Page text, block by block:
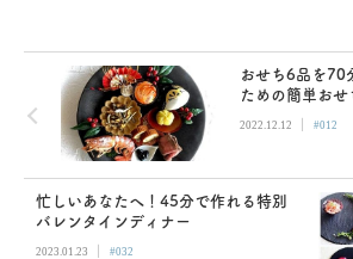
おせち6品を70
ための簡単おせ
2022.12.12 | #012
忙しいあなたへ！45分で作れる特別
バレンタインディナー
2023.01.23 | #032